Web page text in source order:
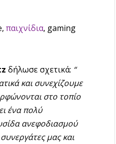
παιχνίδια, gaming
δήλωσε σχετικά: “
και συνεχίζουμε
στο τοπίο
ένα πολύ
ανεφοδιασμού
μας και